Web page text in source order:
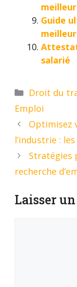
Guide
salarié
Catégories
Droit du
Emploi
Optimisez
l’industrie :
Stratégies
recherche
Laisser